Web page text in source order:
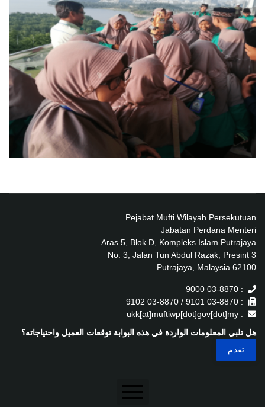
Pejabat Mufti Wilayah Persekutuan
Jabatan Perdana Menteri
Aras 5, Blok D, Kompleks Islam Putrajaya
No. 3, Jalan Tun Abdul Razak, Presint 3
62100 Putrajaya, Malaysia.
: 03-8870 9000
: 03-8870 9101 / 03-8870 9102
: ukk[at]muftiwp[dot]gov[dot]my
هل تلبي المعلومات الواردة في هذه البوابة توقعات العميل واحتياجاته؟